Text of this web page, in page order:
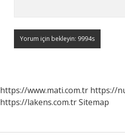
https://www.mati.com.tr https://
https://lakens.com.trSitemap